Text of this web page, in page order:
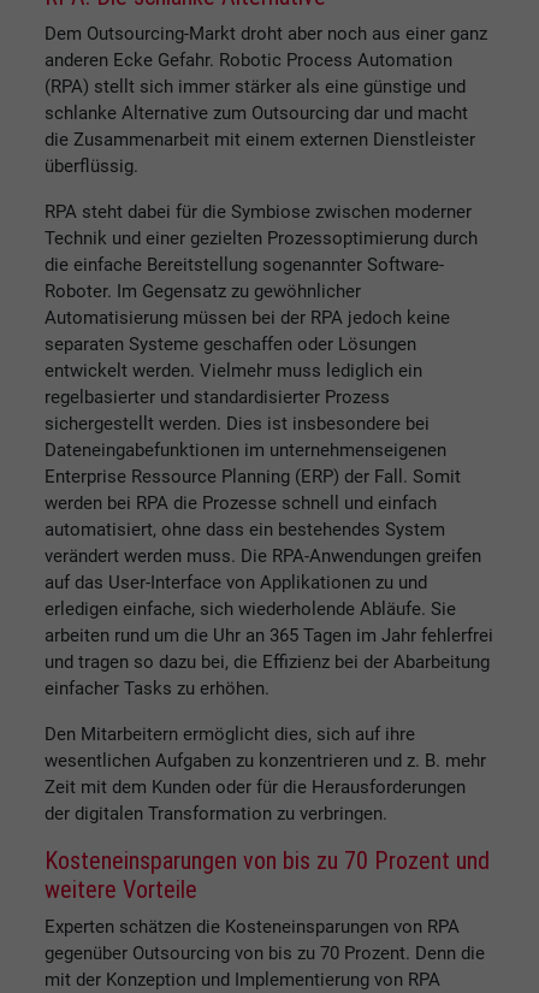
Dem Outsourcing-Markt droht aber noch aus einer ganz
anderen Ecke Gefahr. Robotic Process Automation
(RPA) stellt sich immer stärker als eine günstige und
schlanke Alternative zum Outsourcing dar und macht
die Zusammenarbeit mit einem externen Dienstleister
überflüssig.
RPA steht dabei für die Symbiose zwischen moderner
Technik und einer gezielten Prozessoptimierung durch
die einfache Bereitstellung sogenannter Software-
Roboter. Im Gegensatz zu gewöhnlicher
Automatisierung müssen bei der RPA jedoch keine
separaten Systeme geschaffen oder Lösungen
entwickelt werden. Vielmehr muss lediglich ein
regelbasierter und standardisierter Prozess
sichergestellt werden. Dies ist insbesondere bei
Dateneingabefunktionen im unternehmenseigenen
Enterprise Ressource Planning (ERP) der Fall. Somit
werden bei RPA die Prozesse schnell und einfach
automatisiert, ohne dass ein bestehendes System
verändert werden muss. Die RPA-Anwendungen greifen
auf das User-Interface von Applikationen zu und
erledigen einfache, sich wiederholende Abläufe. Sie
arbeiten rund um die Uhr an 365 Tagen im Jahr fehlerfrei
und tragen so dazu bei, die Effizienz bei der Abarbeitung
einfacher Tasks zu erhöhen.
Den Mitarbeitern ermöglicht dies, sich auf ihre
wesentlichen Aufgaben zu konzentrieren und z. B. mehr
Zeit mit dem Kunden oder für die Herausforderungen
der digitalen Transformation zu verbringen.
Kosteneinsparungen von bis zu 70 Prozent und
weitere Vorteile
Experten schätzen die Kosteneinsparungen von RPA
gegenüber Outsourcing von bis zu 70 Prozent. Denn die
mit der Konzeption und Implementierung von RPA